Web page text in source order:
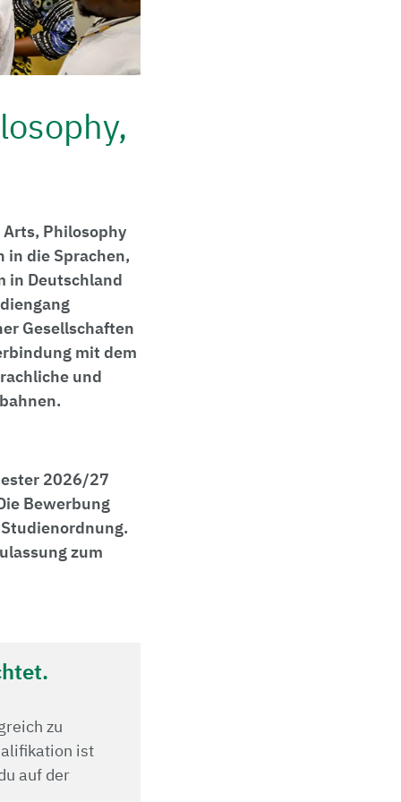
Philosophy
in die Sprachen,
in Deutschland
Gesellschaften
mit dem
und
2026/27
Bewerbung
zum
zu
ist
auf der